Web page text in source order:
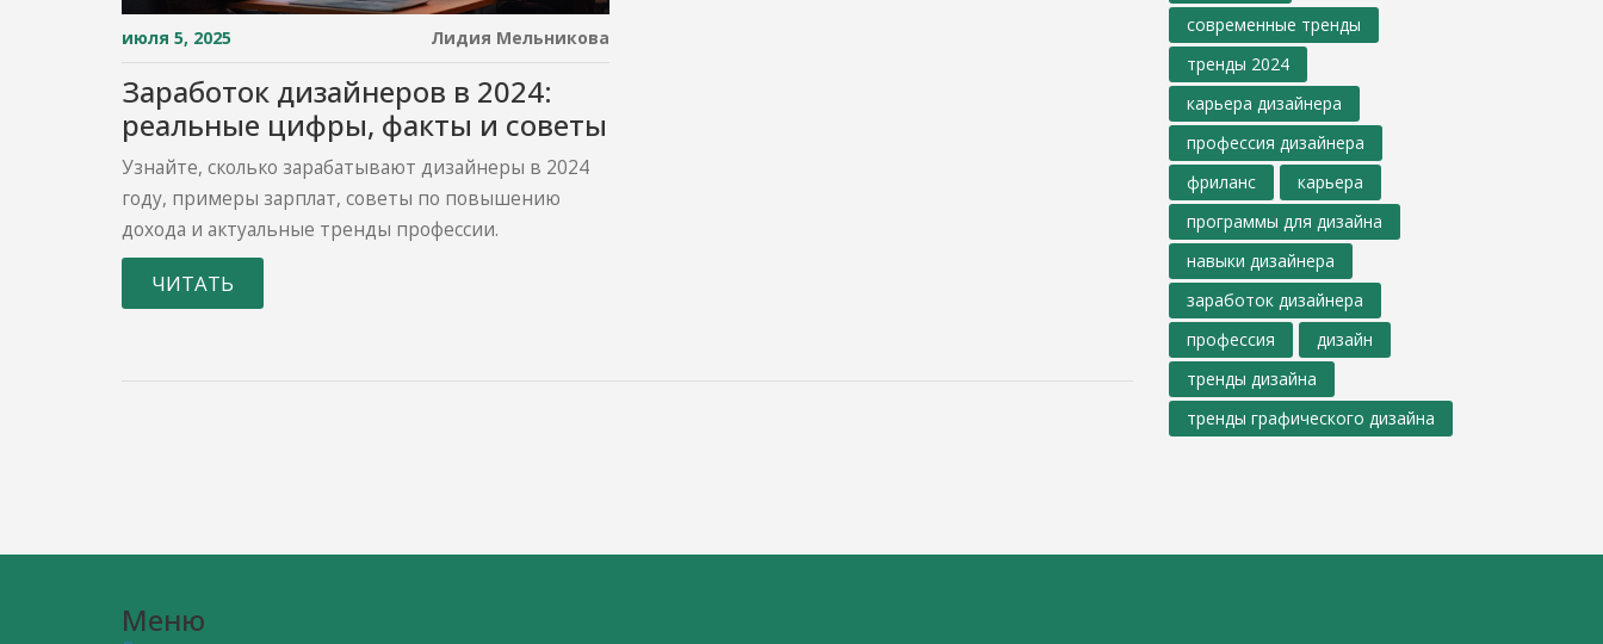
июля 5, 2025 Лидия Мельникова
Заработок дизайнеров в 2024:
реальные цифры, факты и советы
Узнайте, сколько зарабатывают дизайнеры в 2024
году, примеры зарплат, советы по повышению
дохода и актуальные тренды профессии.
ЧИТАТЬ
современные тренды
тренды 2024
карьера дизайнера
профессия дизайнера
фриланс
карьера
программы для дизайна
навыки дизайнера
заработок дизайнера
профессия
дизайн
тренды дизайна
тренды графического дизайна
Меню